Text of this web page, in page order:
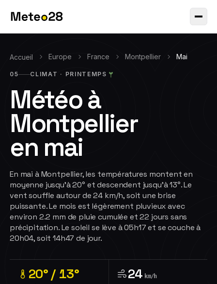
Accueil Europe France Montpellier Mai
05 CLIMAT · PRINTEMPS
Météo à
Montpellier
en mai
En mai à Montpellier, les températures montent en
moyenne jusqu'à 20° et descendent jusqu'à 13°. Le
vent souffle autour de 24 km/h, soit une brise
puissante. Le mois est légèrement pluvieux avec
environ 2.2 mm de pluie cumulée et 22 jours sans
précipitation. Le soleil se lève à 05h17 et se couche à
20h04, soit 14h47 de jour.
20° / 13° 24 km/h